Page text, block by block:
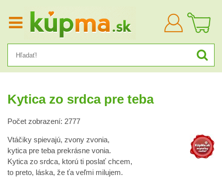
Prihlásiť
sa
Kytica zo srdca pre teba
Počet zobrazení: 2777
Vtáčiky spievajú, zvony zvonia,
kytica pre teba prekrásne vonia.
Kytica zo srdca, ktorú ti poslať chcem,
to preto, láska, že ťa veľmi milujem.